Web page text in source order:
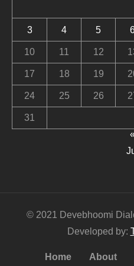
3 4 5
10 11 12
17 18 19
24 25 26
31
«
© 2021 Devebhoomi
Developed by:
Home About